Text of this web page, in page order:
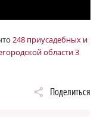
248 приусадебных и
области 3
Поделиться